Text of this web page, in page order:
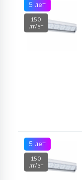
5 лет
150
лт/вт
5 лет
150
лт/вт